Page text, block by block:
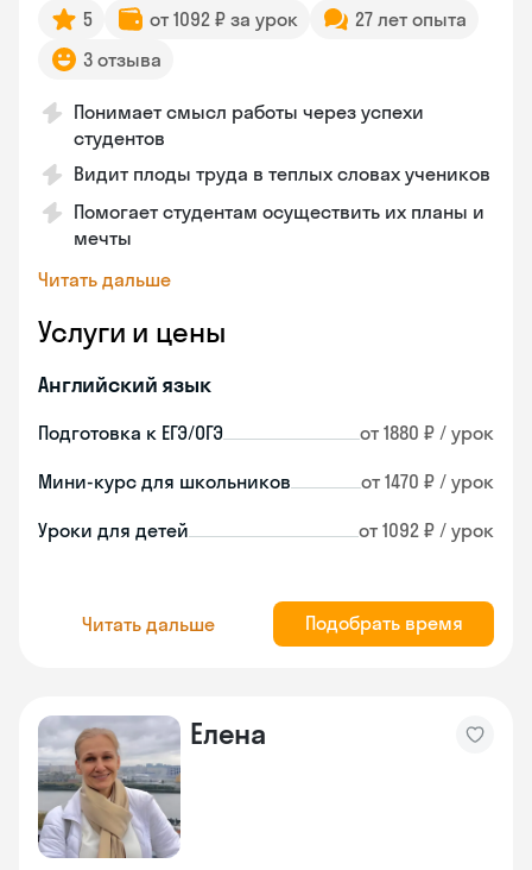
5 от 1092 ₽ за урок
27 лет опыта
3 отзыва
Понимает смысл работы через успехи
студентов
Видит плоды труда в теплых словах учеников
Помогает студентам осуществить их планы и
мечты
Читать дальше
Услуги и цены
Английский язык
Подготовка к ЕГЭ/ОГЭ от 1880 ₽ / урок
Мини-курс для школьников от 1470 ₽ / урок
Уроки для детей от 1092 ₽ / урок
Читать дальше Подобрать время
Елена